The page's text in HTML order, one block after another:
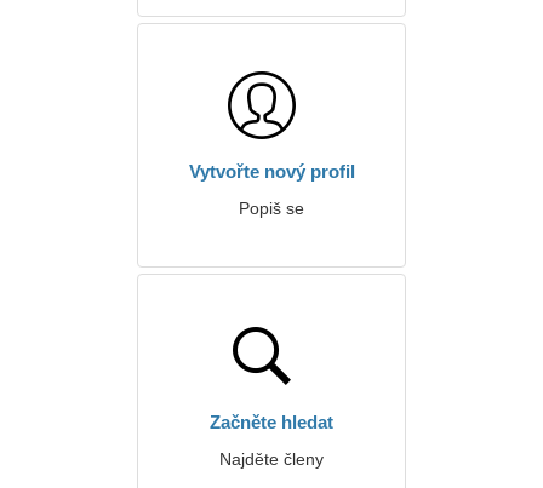
Vytvořte nový profil
Popiš se
Začněte hledat
Najděte členy